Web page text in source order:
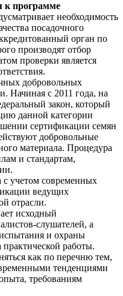
к программе
необходимость
посадочного
орган по
производят отбор
проверки является
добровольных
Начиная с 2011 года, на
закон, который
данной категории
сертификации семян
добровольные
материала. Процедура
и стандартам,
с учетом современных
ведущих
отрасли.
исходный
слушателей, а
и охраны
работы.
как по перечню тем,
тенденциями
требованиям